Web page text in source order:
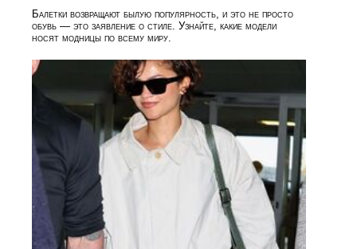
Балетки возвращают былую популярность, и это не просто
обувь — это заявление о стиле. Узнайте, какие модели
носят модницы по всему миру.